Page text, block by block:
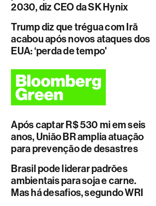
2030, diz CEO da SK Hynix
Trump diz que trégua com Irã
acabou após novos ataques dos
EUA: ‘perda de tempo'
Após captar R$ 530 mi em seis
anos, União BR amplia atuação
para prevenção de desastres
Brasil pode liderar padrões
ambientais para soja e carne.
Mas há desafios, segundo WRI